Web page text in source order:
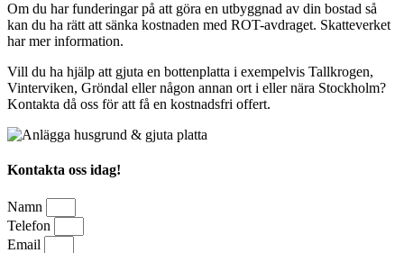
Om du har funderingar på att göra en utbyggnad av din bostad så
kan du ha rätt att sänka kostnaden med ROT-avdraget. Skatteverket
har mer information.
Vill du ha hjälp att gjuta en bottenplatta i exempelvis Tallkrogen,
Vinterviken, Gröndal eller någon annan ort i eller nära Stockholm?
Kontakta då oss för att få en kostnadsfri offert.
Kontakta oss idag!
Namn
Telefon
Email